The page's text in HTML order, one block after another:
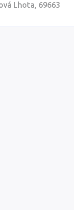
Lhota, 69663